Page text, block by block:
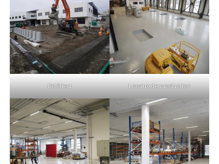
Extérieur Locaux de production